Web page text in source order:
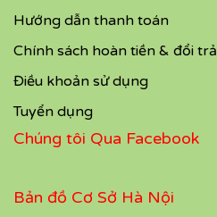
Hướng dẫn thanh toán
Chính sách hoàn tiền & đổi trả
Điều khoản sử dụng
Tuyển dụng
Chúng tôi Qua Facebook
Bản đồ Cơ Sở Hà Nội